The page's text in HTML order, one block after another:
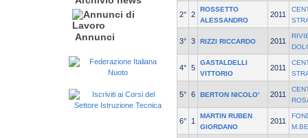
Annunci
2° 2
ROSSETTO
ALESSANDRO
2011
3° 3 RIZZI RICCARDO 2011
4° 5
GASTALDELLI
VITTORIO
2011
5° 6 BERTON NICOLO' 2011
6° 1
MARTIN RUBEN
GIORDANO
2011